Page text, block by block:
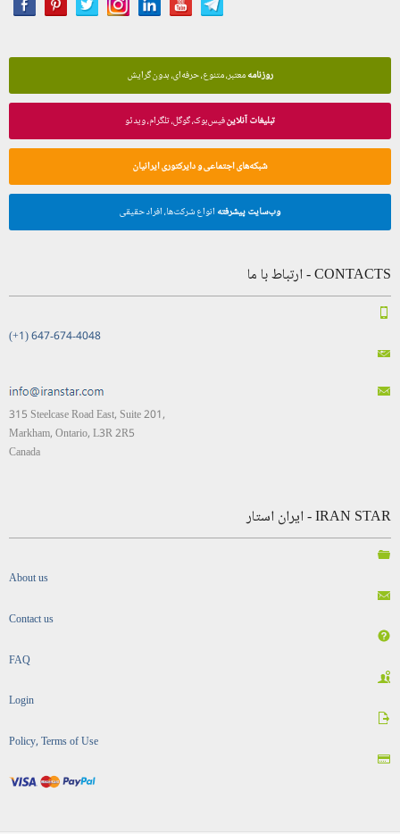
روزنامهمعتبر، متنوع، حرفه‌ای، بدون گرایش
تبلیغات آنلاینفیس‌بوک، گوگل، تلگرام، ویدئو
شبکه‌های اجتماعی و دایرکتوری ایرانیان
وب‌سایت پیشرفته انواع شرکت‌ها، افراد حقیقی
CONTACTS - ارتباط با ما
(+1) 647-674-4048
315 Steelcase Road East, Suite 201,
Markham, Ontario, L3R 2R5
Canada
IRAN STAR - ایران استار
About us
Contact us
FAQ
Login
Policy, Terms of Use